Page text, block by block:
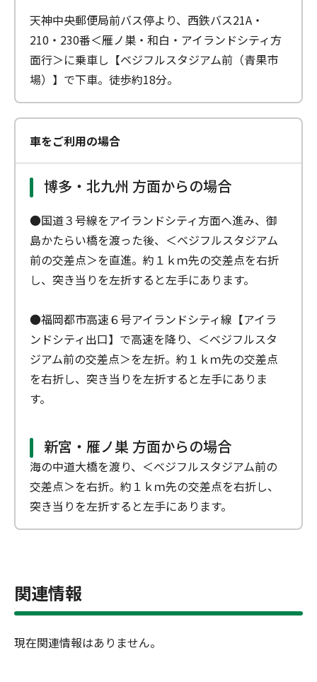
天神中央郵便局前バス停より、西鉄バス21A・
210・230番＜雁ノ巣・和白・アイランドシティ方
面行＞に乗車し【ベジフルスタジアム前（青果市
場）】で下車。徒歩約18分。
車をご利用の場合
博多・北九州 方面からの場合
●国道３号線をアイランドシティ方面へ進み、御
島かたらい橋を渡った後、＜ベジフルスタジアム
前の交差点＞を直進。約１ｋｍ先の交差点を右折
し、突き当りを左折すると左手にあります。
●福岡都市高速６号アイランドシティ線【アイラ
ンドシティ出口】で高速を降り、＜ベジフルスタ
ジアム前の交差点＞を左折。約１ｋｍ先の交差点
を右折し、突き当りを左折すると左手にありま
す。
新宮・雁ノ巣 方面からの場合
海の中道大橋を渡り、＜ベジフルスタジアム前の
交差点＞を右折。約１ｋｍ先の交差点を右折し、
突き当りを左折すると左手にあります。
関連情報
現在関連情報はありません。